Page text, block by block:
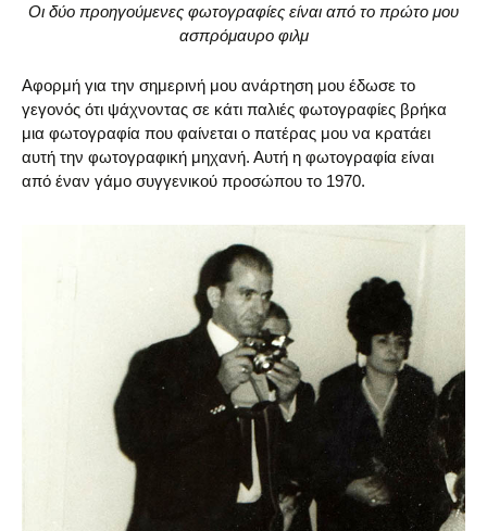
Οι δύο προηγούμενες φωτογραφίες είναι από το πρώτο μου
ασπρόμαυρο φιλμ
Αφορμή για την σημερινή μου ανάρτηση μου έδωσε το
γεγονός ότι ψάχνοντας σε κάτι παλιές φωτογραφίες βρήκα
μια φωτογραφία που φαίνεται ο πατέρας μου να κρατάει
αυτή την φωτογραφική μηχανή. Αυτή η φωτογραφία είναι
από έναν γάμο συγγενικού προσώπου το 1970.